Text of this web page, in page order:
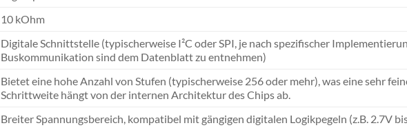
10 kOhm
Digitale Schnittstelle (typischerweise I²C oder SPI, je nach spezifischer
Buskommunikation sind dem Datenblatt zu entnehmen)
Bietet eine hohe Anzahl von Stufen (typischerweise 256 oder mehr), was eine sehr
Schrittweite hängt von der internen Architektur des Chips ab.
Breiter Spannungsbereich, kompatibel mit gängigen digitalen Logikpegeln (z.B. 2.7V